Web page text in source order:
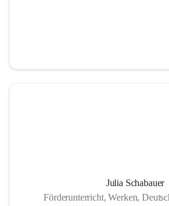
Julia Schabauer
Förderunterricht, Werken,